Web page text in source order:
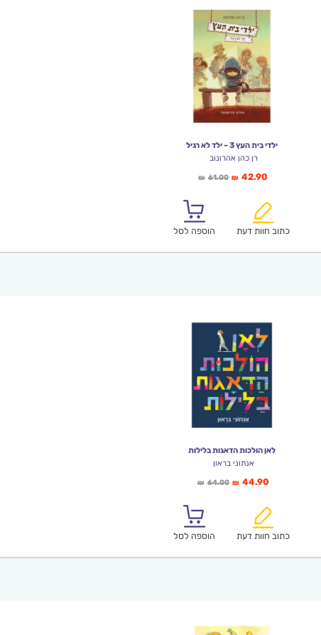
ילדי בית העץ 3 – ילד לא רגיל
רן כהן אהרונוב
₪ 61.00המחיר
₪61.00.
₪ 42.90
הוא:
כתוב חוות דעת
הוספה לסל
לאן הולכות הדאגות בלילות
אנתוני בראון
₪ 64.00המחיר
₪64.00.
₪ 44.90המחיר
הוא:
כתוב חוות דעת
הוספה לסל